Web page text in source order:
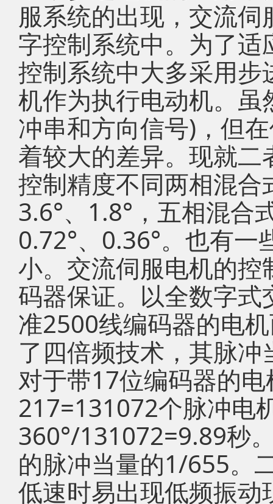
服系统的出现，交流
字控制系统中。为了
控制系统中大多采用
机作为执行电动机。
冲串和方向信号)，但
着较大的差异。现就
控制精度不同两相混
3.6°、1.8°，五相混合
0.72°、0.36°。也有
小。交流伺服电机的
码器保证。以全数字
准2500线编码器的电
了四倍频技术，其脉
对于带17位编码器的
217=131072个脉冲电
360°/131072=9.89秒
的脉冲当量的1/655。
低速时易出现低频振